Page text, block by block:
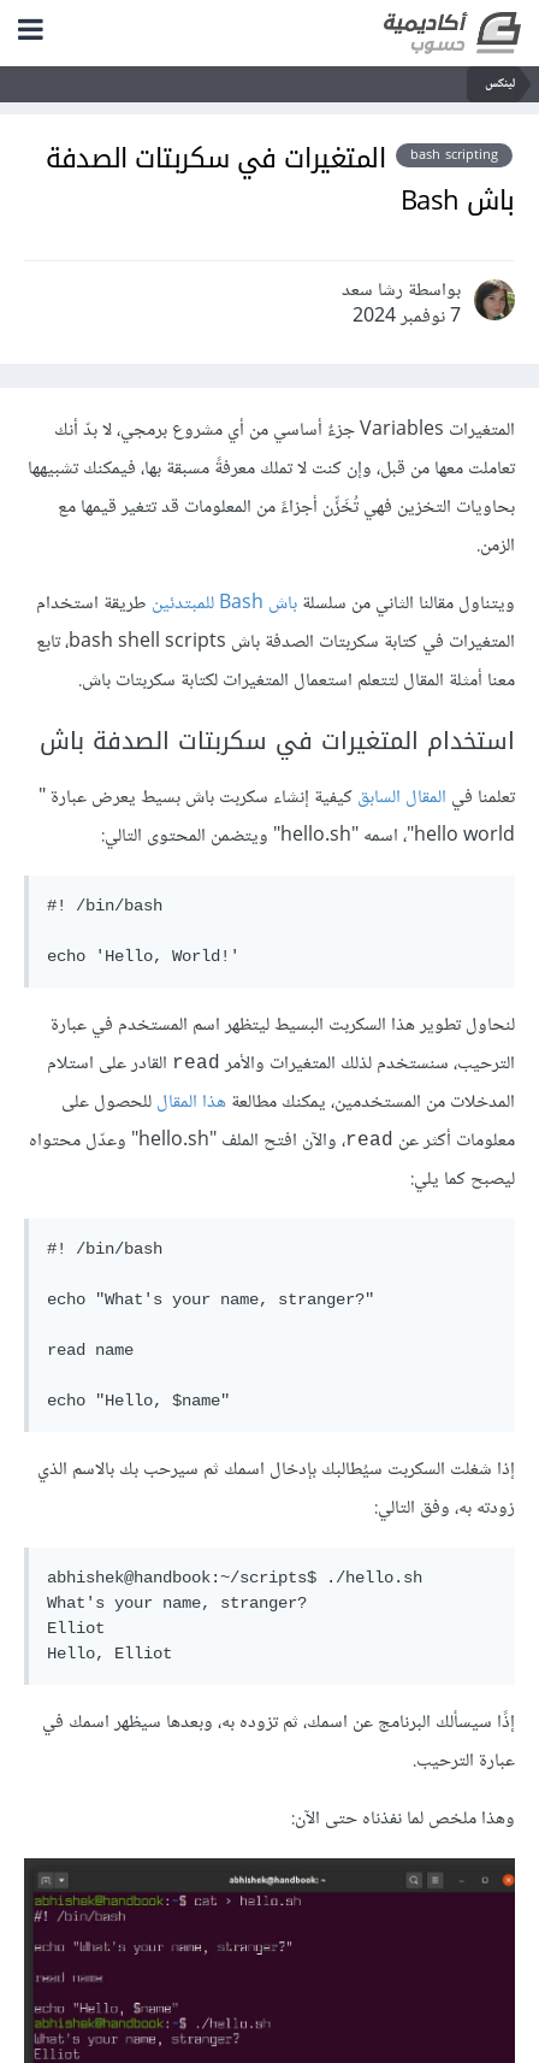
لينكس
bash scripting
المتغيرات في سكربتات الصدفة
باش Bash
بواسطة رشا سعد
7 نوفمبر 2024
المتغيرات Variables جزءٌ أساسي من أي مشروع برمجي، لا بدّ أنك
تعاملت معها من قبل، وإن كنت لا تملك معرفةً مسبقة بها، فيمكنك تشبيهها
بحاويات التخزين فهي تُخَزِّن أجزاءً من المعلومات قد تتغير قيمها مع
الزمن.
ويتناول مقالنا الثاني من سلسلةباش Bash للمبتدئين
طريقة استخدام
المتغيرات في كتابة سكربتات الصدفة باش bash shell scripts، تابع
معنا أمثلة المقال لتتعلم استعمال المتغيرات لكتابة سكربتات باش.
استخدام المتغيرات في سكربتات الصدفة باش
تعلمنا في المقال السابقكيفية إنشاء سكربت باش بسيط يعرض عبارة "
hello world"، اسمه "hello.sh" ويتضمن المحتوى التالي:
#! /bin/bash
لنحاول تطوير هذا السكربت البسيط ليتظهر اسم المستخدم في عبارة
الترحيب، سنستخدم لذلك المتغيرات والأمر read القادر على استلام
المدخلات من المستخدمين، يمكنك مطالعةهذا المقالللحصول على
معلومات أكثر عن read
، والآن افتح الملف "hello.sh" وعدّل محتواه
ليصبح كما يلي:
#! /bin/bash
echo "What's your name, stranger?"
read name
إذا شغلت السكربت سيُطالبك بإدخال اسمك ثم سيرحب بك بالاسم الذي
زودته به، وفق التالي:
abhishek@handbook:~/scripts$ ./hello.sh
What's your name, stranger?
Elliot
إذًا سيسألك البرنامج عن اسمك، ثم تزوده به، وبعدها سيظهر اسمك في
عبارة الترحيب.
وهذا ملخص لما نفذناه حتى الآن: